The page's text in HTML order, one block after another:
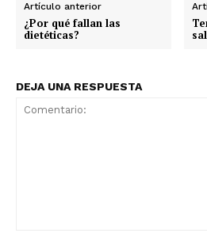
Artículo anterior
¿Por qué fallan las
dietéticas?
DEJA UNA RESPUESTA